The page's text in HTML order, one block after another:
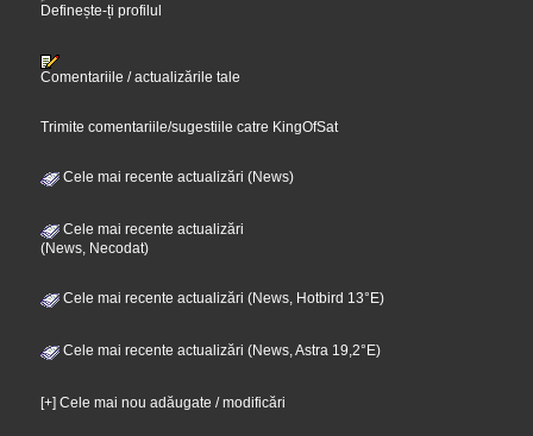
Definește-ți profilul
Comentariile / actualizările tale
Trimite comentariile/sugestiile catre KingOfSat
Cele mai recente actualizări (News)
Cele mai recente actualizări
(News, Necodat)
Cele mai recente actualizări (News, Hotbird 13°E)
Cele mai recente actualizări (News, Astra 19,2°E)
[+] Cele mai nou adăugate / modificări